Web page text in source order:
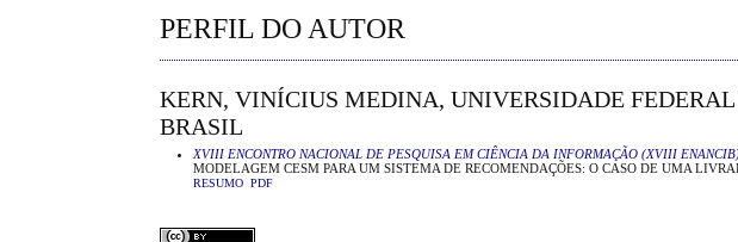
PERFIL DO AUTOR
KERN, VINÍCIUS MEDINA, UNIVERSIDADE
BRASIL
XVIII ENCONTRO NACIONAL DE PESQUISA EM CIÊNCIA DA INFORMAÇÃO (XVIII
MODELAGEM CESM PARA UM SISTEMA DE RECOMENDAÇÕES: O CASO DE UMA
RESUMO PDF